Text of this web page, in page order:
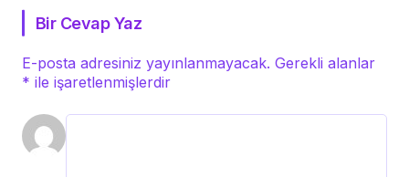
Bir Cevap Yaz
E-posta adresiniz yayınlanmayacak. Gerekli alanlar
* ile işaretlenmişlerdir